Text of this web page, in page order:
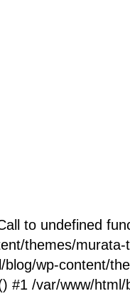
to undefined
themes/
wp-content/
#1 /var/www/html/